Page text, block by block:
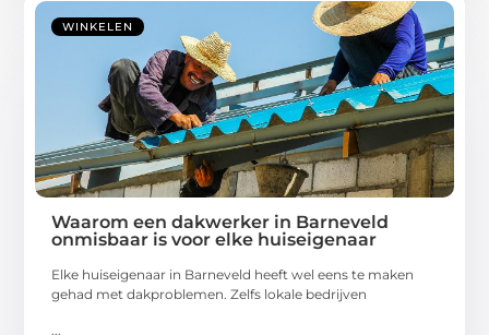
WINKELEN
Waarom een dakwerker in Barneveld
onmisbaar is voor elke huiseigenaar
Elke huiseigenaar in Barneveld heeft wel eens te maken
gehad met dakproblemen. Zelfs lokale bedrijven